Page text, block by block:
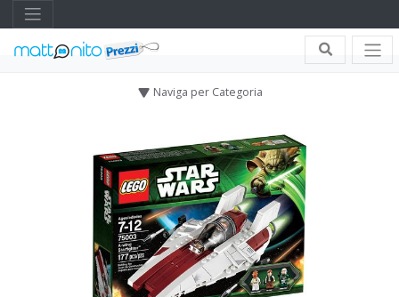
Naviga per Categoria